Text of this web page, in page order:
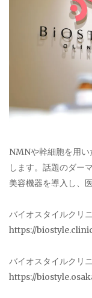
NMNや幹細胞を用い
します。話題のダー
美容機器を導入し、
バイオスタイルクリ
https://
バイオスタイルクリ
https://